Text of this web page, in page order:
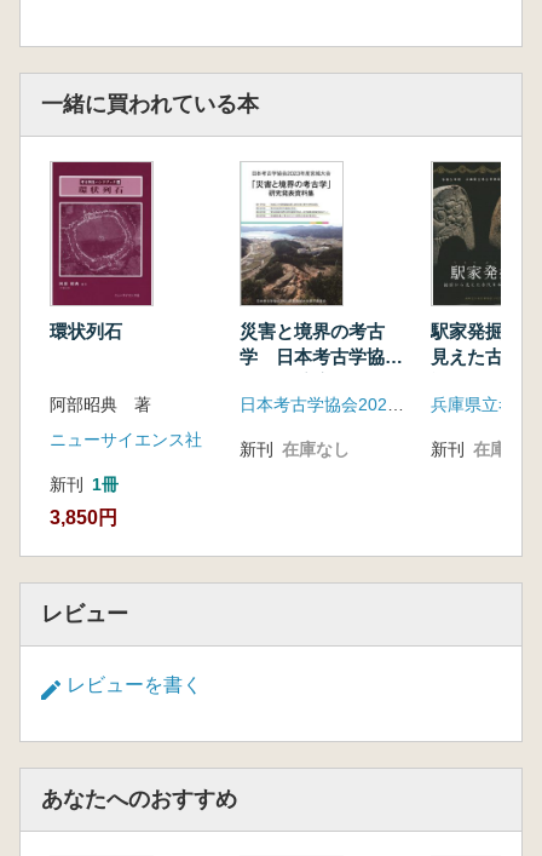
一緒に買われている本
環状列石
阿部昭典 著
ニューサイエンス社
新刊 1冊
3,850円
災害と境界の考古
学 日本考古学協会
料集
日本考古学協会2023年度宮城大会実行委員会
新刊 在庫なし
駅家発掘!
見えた古代
兵庫県立考古
新刊 在庫なし
レビュー
レビューを書く
あなたへのおすすめ